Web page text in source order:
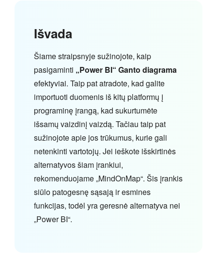
Išvada
Šiame straipsnyje sužinojote, kaip
pasigaminti „Power BI“ Ganto diagrama
efektyviai. Taip pat atradote, kad galite
importuoti duomenis iš kitų platformų į
programinę įrangą, kad sukurtumėte
išsamų vaizdinį vaizdą. Tačiau taip pat
sužinojote apie jos trūkumus, kurie gali
netenkinti vartotojų. Jei ieškote išskirtinės
alternatyvos šiam įrankiui,
rekomenduojame „MindOnMap“. Šis įrankis
siūlo patogesnę sąsają ir esmines
funkcijas, todėl yra geresnė alternatyva nei
„Power BI“.